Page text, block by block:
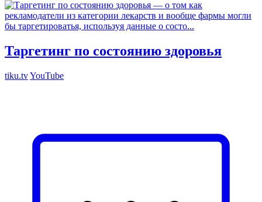
Таргетинг по состоянию здоровья
tiku.tvYouTube